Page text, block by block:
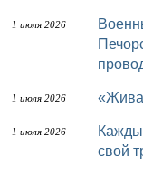
1 июля 2026
Военный комиссариат г. Печора и
1 июля 2026
1 июля 2026
Каждый работник имеет право получать за
свой